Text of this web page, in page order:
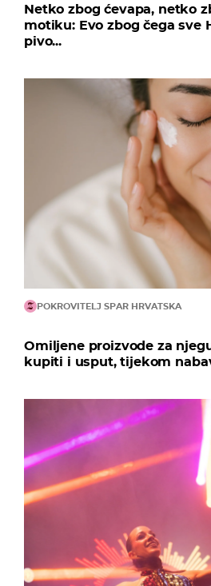
Netko zbog ćevapa, netko
motiku: Evo zbog čega sve
pivo...
POKROVITELJ SPAR HRVATSKA
Omiljene proizvode za
kupiti i usput, tijekom